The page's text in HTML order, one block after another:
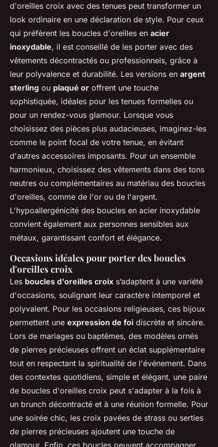
d'oreilles croix avec des tenues peut transformer un
look ordinaire en une déclaration de style. Pour ceux
qui préfèrent les boucles d'oreilles en acier
inoxydable, il est conseillé de les porter avec des
vêtements décontractés ou professionnels, grâce à
leur polyvalence et durabilité. Les versions en argent
sterling ou plaqué or offrent une touche
sophistiquée, idéales pour les tenues formelles ou
pour un rendez-vous glamour. Lorsque vous
choisissez des pièces plus audacieuses, imaginez-les
comme le point focal de votre tenue, en évitant
d'autres accessoires imposants. Pour un ensemble
harmonieux, choisissez des vêtements dans des tons
neutres ou complémentaires au matériau des boucles
d'oreilles, comme de l'or ou de l'argent.
L'hypoallergénicité des boucles en acier inoxydable
convient également aux personnes sensibles aux
métaux, garantissant confort et élégance.
Occasions idéales pour porter des boucles
d'oreilles croix
Les boucles d'oreilles croix s’adaptent à une variété
d'occasions, soulignant leur caractère intemporel et
polyvalent. Pour les occasions religieuses, ces bijoux
permettent une expression de foi discrète et sincère.
Lors de mariages ou baptêmes, des modèles ornés
de pierres précieuses offrent un éclat supplémentaire
tout en respectant la spiritualité de l'événement. Dans
des contextes quotidiens, simple et élégant, une paire
de boucles d'oreilles croix peut s'adapter à la fois à
un brunch décontracté et à une réunion formelle. Pour
une soirée chic, les croix pavées de strass ou serties
de pierres précieuses ajoutent une touche de
glamour. Enfin, ces boucles peuvent accompagner